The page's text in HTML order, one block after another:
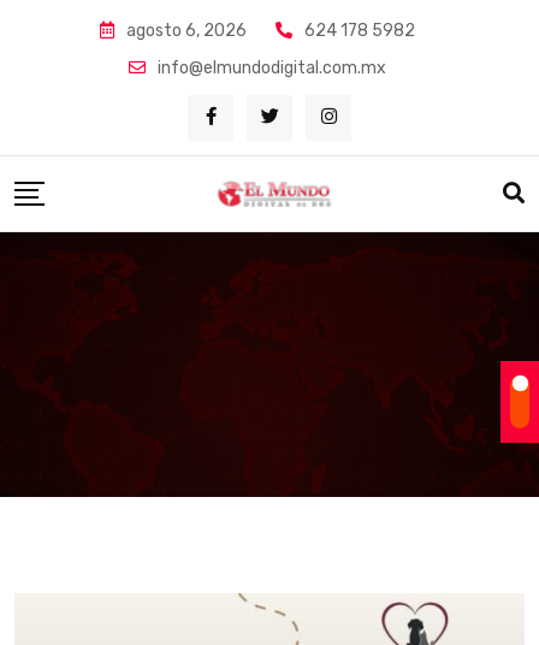
agosto 6, 2026
624 178 5982
info@elmundodigital.com.mx